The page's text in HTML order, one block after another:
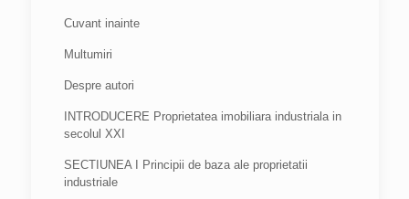
Cuvant inainte
Multumiri
Despre autori
INTRODUCERE Proprietatea imobiliara industriala in
secolul XXI
SECTIUNEA I Principii de baza ale proprietatii
industriale